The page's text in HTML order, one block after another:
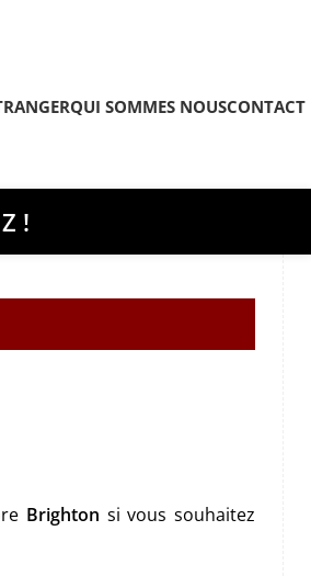
QUI SOMMES NOUSCONTACT
!
Brighton si vous souhaitez